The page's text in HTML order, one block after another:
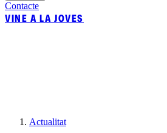
Contacte
VINE A LA JOVES
Actualitat